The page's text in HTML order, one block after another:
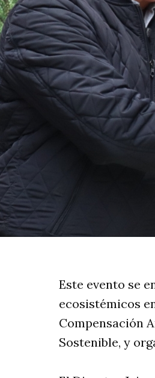
Este evento se
ecosistémicos
Compensación
Sostenible, y